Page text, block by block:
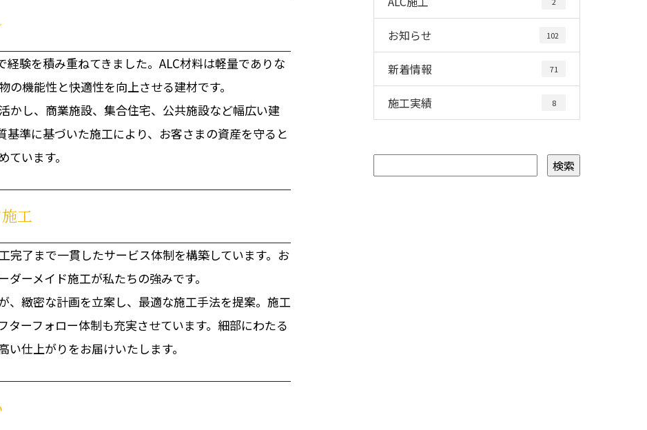
験を積み重ねてきました。ALC材料は軽量でありな
機能性と快適性を向上させる建材です。
かし、商業施設、集合住宅、公共施設など幅広い建
準に基づいた施工により、お客さまの資産を守ると
います。
工
完了まで一貫したサービス体制を構築しています。お
ーメイド施工が私たちの強みです。
、緻密な計画を立案し、最適な施工手法を提案。施工
ーフォロー体制も充実させています。細部にわたる
仕上がりをお届けいたします。
お知らせ 102
新着情報 71
施工実績 8